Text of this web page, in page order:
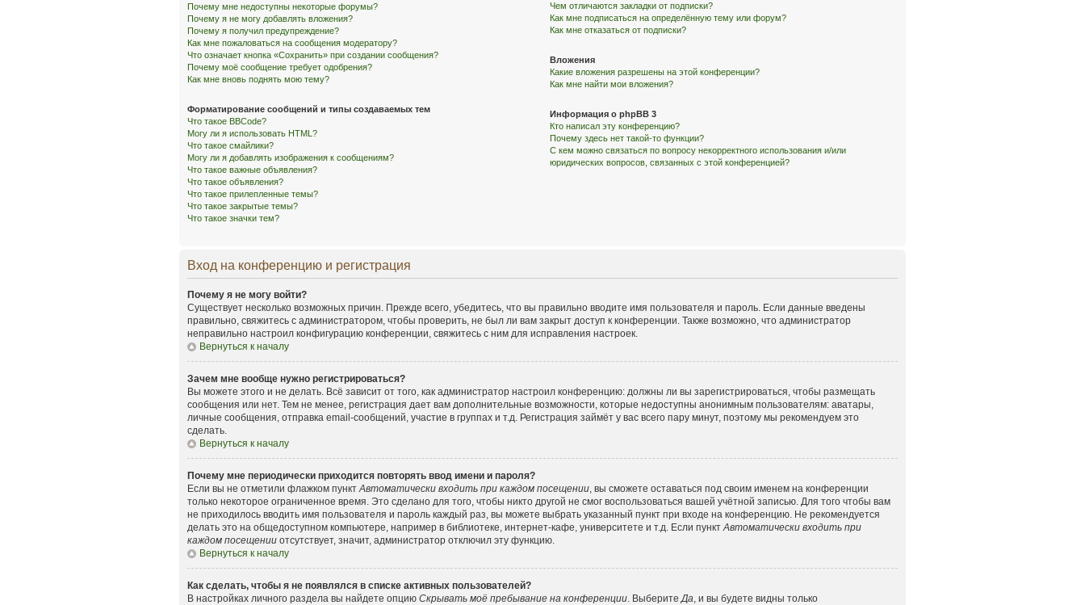
Почему мне недоступны некоторые форумы?
Почему я не могу добавлять вложения?
Почему я получил предупреждение?
Как мне пожаловаться на сообщения модератору?
Что означает кнопка «Сохранить» при создании сообщения?
Почему моё сообщение требует одобрения?
Как мне вновь поднять мою тему?
Форматирование сообщений и типы создаваемых тем
Что такое BBCode?
Могу ли я использовать HTML?
Что такое смайлики?
Могу ли я добавлять изображения к сообщениям?
Что такое важные объявления?
Что такое объявления?
Что такое прилепленные темы?
Что такое закрытые темы?
Что такое значки тем?
Чем отличаются закладки от подписки?
Как мне подписаться на определённую тему или форум?
Как мне отказаться от подписки?
Вложения
Какие вложения разрешены на этой конференции?
Как мне найти мои вложения?
Информация о phpBB 3
Кто написал эту конференцию?
Почему здесь нет такой-то функции?
С кем можно связаться по вопросу некорректного использования и/или
юридических вопросов, связанных с этой конференцией?
Вход на конференцию и регистрация
Почему я не могу войти?
Существует несколько возможных причин. Прежде всего, убедитесь, что вы правильно вводите имя пользователя и пароль. Если данные введены
правильно, свяжитесь с администратором, чтобы проверить, не был ли вам закрыт доступ к конференции. Также возможно, что администратор
неправильно настроил конфигурацию конференции, свяжитесь с ним для исправления настроек.
Вернуться к началу
Зачем мне вообще нужно регистрироваться?
Вы можете этого и не делать. Всё зависит от того, как администратор настроил конференцию: должны ли вы зарегистрироваться, чтобы размещать
сообщения или нет. Тем не менее, регистрация дает вам дополнительные возможности, которые недоступны анонимным пользователям: аватары,
личные сообщения, отправка email-сообщений, участие в группах и т.д. Регистрация займёт у вас всего пару минут, поэтому мы рекомендуем это
сделать.
Вернуться к началу
Почему мне периодически приходится повторять ввод имени и пароля?
Если вы не отметили флажком пунктАвтоматически входить при каждом посещении, вы сможете оставаться под своим именем на конференции
только некоторое ограниченное время. Это сделано для того, чтобы никто другой не смог воспользоваться вашей учётной записью. Для того чтобы вам
не приходилось вводить имя пользователя и пароль каждый раз, вы можете выбрать указанный пункт при входе на конференцию. Не рекомендуется
делать это на общедоступном компьютере, например в библиотеке, интернет-кафе, университете и т.д. Если пунктАвтоматически входить при
каждом посещении отсутствует, значит, администратор отключил эту функцию.
Вернуться к началу
Как сделать, чтобы я не появлялся в списке активных пользователей?
В настройках личного раздела вы найдете опцию Скрывать моё пребывание на конференции. ВыберитеДа, и вы будете видны только